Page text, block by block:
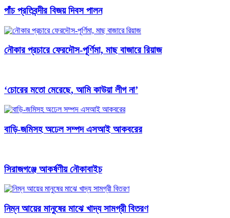
পাঁচ প্রতিবন্দীর বিজয় দিবস পালন
নৌকার প্রচারে ফেরদৌস-পূর্ণিমা, মাছ বাজারে রিয়াজ
‘চোরের মতো মেরেছে, আমি কাউয়া লীগ না’
বাড়ি-জমিসহ অঢেল সম্পদ এসআই আকবরের
সিরাজগঞ্জে আকর্ষণীয় নৌকাবাইচ
নিম্ন আয়ের মানুষের মাঝে খাদ্য সামগ্রী বিতরণ